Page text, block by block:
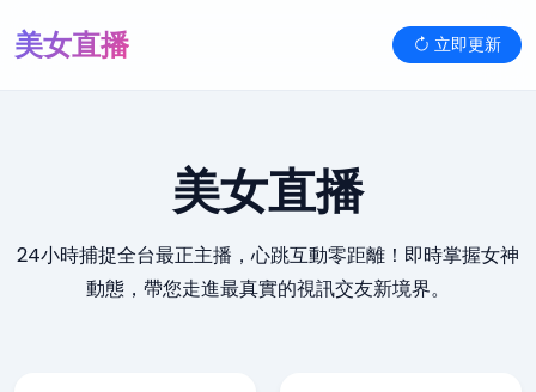
美女直播 立即更新
美女直播
24小時捕捉全台最正主播，心跳互動零距離！即時掌握女神
動態，帶您走進最真實的視訊交友新境界。